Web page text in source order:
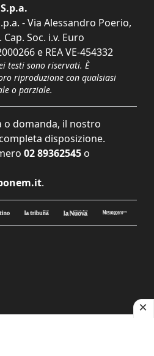
- Via Alessandro Poerio,
Cap. Soc. i.v. Euro
e REA VE-454332
testi sono riservati. È
riproduzione con qualsiasi
o parziale.
o domanda, il nostro
disposizione.
02 89362545 o
.